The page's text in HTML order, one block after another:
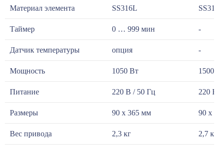
Материал элемента SS316L
Таймер 0 … 999 мин -
Датчик температуры опция -
Мощность 1050 Вт 1500
Питание 220 В / 50 Гц 220
Размеры 90 х 365 мм 90 х
Вес привода 2,3 кг 2,7 кг